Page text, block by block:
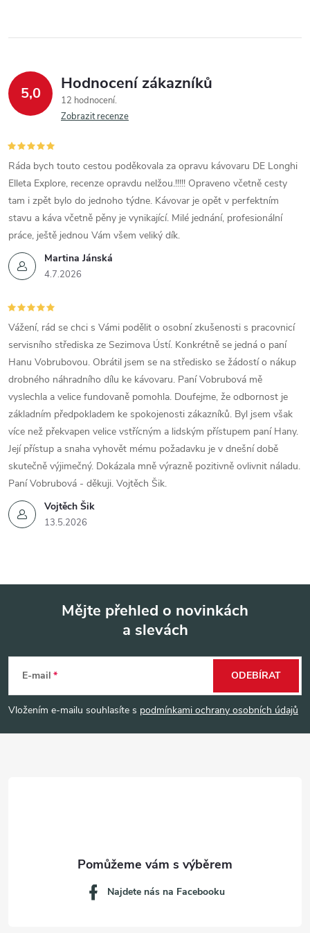
5,0 Hodnocení zákazníků
12 hodnocení
Zobrazit recenze
Martina Jánská
4.7.2026
Ráda bych touto cestou poděkovala za opravu kávovaru DE Longhi
Elleta Explore, recenze opravdu nelžou.!!!!! Opraveno včetně cesty
tam i zpět bylo do jednoho týdne. Kávovar je opět v perfektním
stavu a káva včetně pěny je vynikající. Milé jednání, profesionální
práce, ještě jednou Vám všem veliký dík.
Vojtěch Šik
13.5.2026
Vážení, rád se chci s Vámi podělit o osobní zkušenosti s pracovnicí
servisního střediska ze Sezimova Ústí. Konkrétně se jedná o paní
Hanu Vobrubovou. Obrátil jsem se na středisko se žádostí o nákup
drobného náhradního dílu ke kávovaru. Paní Vobrubová mě
vyslechla a velice fundovaně pomohla. Doufejme, že odbornost je
základním předpokladem ke spokojenosti zákazníků. Byl jsem však
více než překvapen velice vstřícným a lidským přístupem paní Hany.
Její přístup a snaha vyhovět mému požadavku je v dnešní době
skutečně výjimečný. Dokázala mně výrazně pozitivně ovlivnit náladu.
Paní Vobrubová - děkuji. Vojtěch Šik.
p
Mějte přehled o novinkách
a slevách
E-mail
Vložením e-mailu souhlasíte s podmínkami ochrany osobních údajů
ODEBÍRAT
Najdete nás na Facebooku